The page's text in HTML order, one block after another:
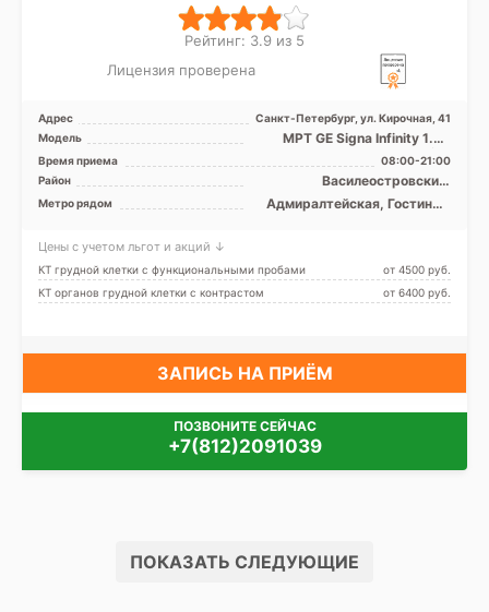
Рейтинг: 3.9 из 5
Лицензия проверена
Адрес
Санкт-Петербург, ул. Кирочная, 41
Модель
МРТ GE Signa Infinity 1.5Т
закрытый тип, КТ Toshiba
Aquilion 64 среза
Время приема
08:00-21:00
Район
Василеостровский,
Красногвардейский,
Петроградский,
Метро рядом
Адмиралтейская, Гостиный
Александра Невского,
Площадь Восстания,
Площадь Ленина,
Цены с учетом льгот и акций ↓
КТ грудной клетки с функциональными пробами
от 4500 pуб.
КТ органов грудной клетки с контрастом
от 6400 pуб.
ЗАПИСЬ НА ПРИЁМ
ПОЗВОНИТЕ СЕЙЧАС
+7(812)2091039
ПОКАЗАТЬ СЛЕДУЮЩИЕ